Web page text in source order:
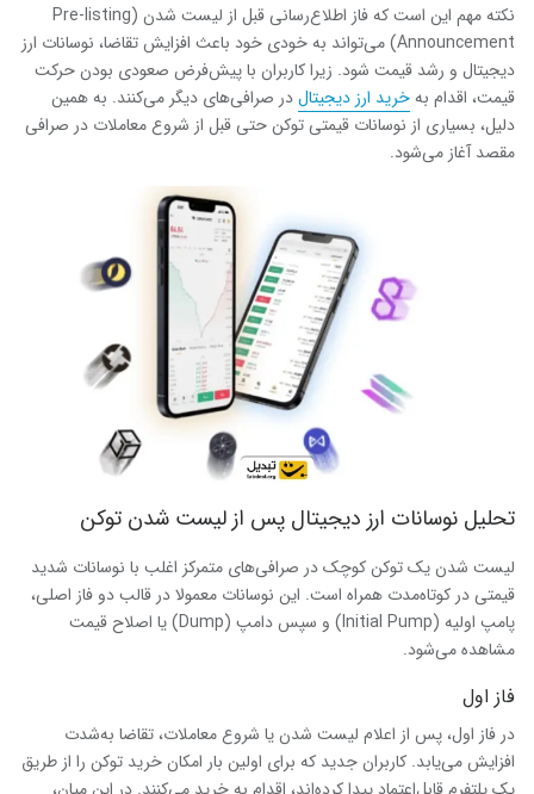
نکته مهم این است که فاز اطلاع‌رسانی قبل از لیست شدن (Pre-listing
Announcement) می‌تواند به خودی خود باعث افزایش تقاضا، نوسانات ارز
دیجیتال و رشد قیمت شود. زیرا کاربران با پیش‌فرض صعودی بودن حرکت
قیمت، اقدام بهخرید ارز دیجیتالدر صرافی‌های دیگر می‌کنند. به همین
دلیل، بسیاری از نوسانات قیمتی توکن حتی قبل از شروع معاملات در صرافی
مقصد آغاز می‌شود.
تحلیل نوسانات ارز دیجیتال پس از لیست شدن توکن
لیست شدن یک توکن کوچک در صرافی‌های متمرکز اغلب با نوسانات شدید
قیمتی در کوتاه‌مدت همراه است. این نوسانات معمولا در قالب دو فاز اصلی،
پامپ اولیه (Initial Pump) و سپس دامپ (Dump) یا اصلاح قیمت
مشاهده می‌شود.
فاز اول
در فاز اول، پس از اعلام لیست شدن یا شروع معاملات، تقاضا به‌شدت
افزایش می‌یابد. کاربران جدید که برای اولین بار امکان خرید توکن را از طریق